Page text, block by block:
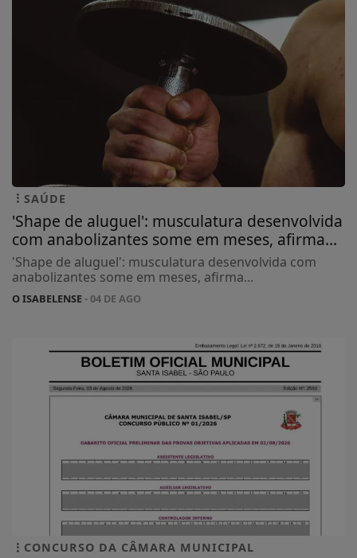
SAÚDE
'Shape de aluguel': musculatura desenvolvida
com anabolizantes some em meses, afirma...
'Shape de aluguel': musculatura desenvolvida com
anabolizantes some em meses, afirma...
O ISABELENSE- 04 DE AGO
CONCURSO DA CÂMARA MUNICIPAL